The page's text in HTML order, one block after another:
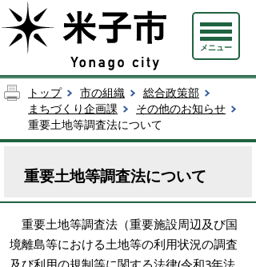
メニュー
トップ 市の組織
総合政策部
まちづくり企画課
その他のお知らせ
重要土地等調査法について
重要土地等調査法について
重要土地等調査法（重要施設周辺及び国
境離島等における土地等の利用状況の調査
及び利用の規制等に関する法律(令和3年法